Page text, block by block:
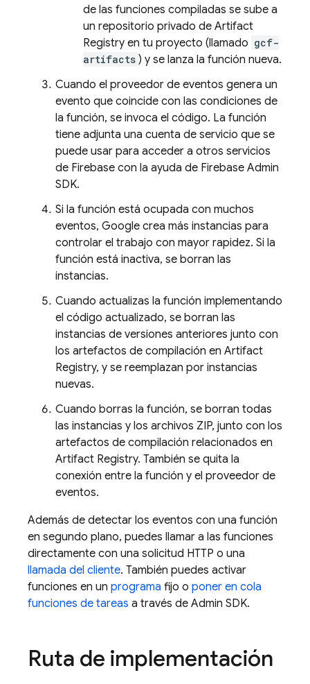
de las funciones compiladas se sube a
un repositorio privado de Artifact
Registry en tu proyecto (llamado gcf-
artifacts ) y se lanza la función nueva.
Cuando el proveedor de eventos genera un
evento que coincide con las condiciones de
la función, se invoca el código. La función
tiene adjunta una cuenta de servicio que se
puede usar para acceder a otros servicios
de Firebase con la ayuda de Firebase Admin
SDK.
Si la función está ocupada con muchos
eventos, Google crea más instancias para
controlar el trabajo con mayor rapidez. Si la
función está inactiva, se borran las
instancias.
Cuando actualizas la función implementando
el código actualizado, se borran las
instancias de versiones anteriores junto con
los artefactos de compilación en Artifact
Registry, y se reemplazan por instancias
nuevas.
Cuando borras la función, se borran todas
las instancias y los archivos ZIP, junto con los
artefactos de compilación relacionados en
Artifact Registry. También se quita la
conexión entre la función y el proveedor de
eventos.
Además de detectar los eventos con una función
en segundo plano, puedes llamar a las funciones
directamente con una solicitud HTTP o una
llamada del cliente. También puedes activar
funciones en un programa fijo o poner en cola
funciones de tareas a través de Admin SDK.
Ruta de implementación